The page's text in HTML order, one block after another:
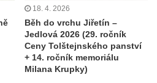
18. 4. 2026
Běh do vrchu Jiřetín –
Jedlová 2026 (29. ročník
Ceny Tolštejnského panství
+ 14. ročník memoriálu
Milana Krupky)